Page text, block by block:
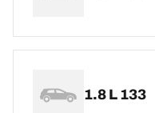
1.8 L 133